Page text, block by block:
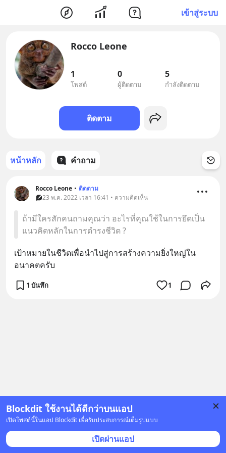
เข้าสู่ระบบ
Blockdit ใช้งานได้ดีกว่าบนแอป
เปิดโพสต์นี้ในแอป Blockdit เพื่อรับประสบการณ์เต็มรูปแบบ
เปิดผ่านแอป
Rocco Leone
1
โพสต์
0
ผู้ติดตาม
5
กำลังติดตาม
ติดตาม
หน้าหลัก คำถาม
Rocco Leone • ติดตาม
23 พ.ค. 2022 เวลา 16:41 • ความคิดเห็น
ถ้ามีใครสักคนถามคุณว่า อะไรที่คุณใช้ในการยึดเป็น
แนวคิดหลักในการดำรงชีวิต ?
เป้าหมายในชีวิตเพื่อนำไปสู่การสร้างความยิ่งใหญ่ใน
อนาคตครับ
1 บันทึก 1